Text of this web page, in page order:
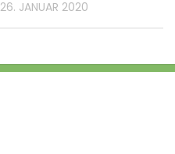
26. JANUAR 2020